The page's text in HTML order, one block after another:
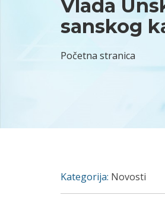
Vlada
sanskog
Početna stranica
Kategorija: Novosti